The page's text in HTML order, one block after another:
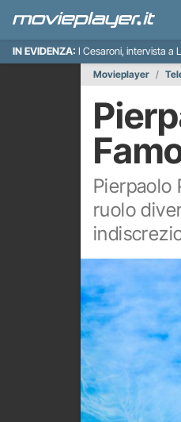
IN EVIDENZA: I Cesaroni, intervista a
Movieplayer
Pierpaolo
ruolo